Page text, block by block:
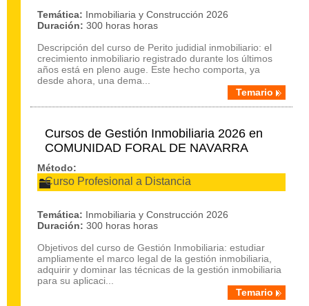
Temática: Inmobiliaria y Construcción 2026
Duración: 300 horas horas
Descripción del curso de Perito judidial inmobiliario: el
crecimiento inmobiliario registrado durante los últimos
años está en pleno auge. Este hecho comporta, ya
desde ahora, una dema...
Temario
Cursos de Gestión Inmobiliaria 2026 en
COMUNIDAD FORAL DE NAVARRA
Método:
Curso Profesional a Distancia
Temática: Inmobiliaria y Construcción 2026
Duración: 300 horas horas
Objetivos del curso de Gestión Inmobiliaria: estudiar
ampliamente el marco legal de la gestión inmobiliaria,
adquirir y dominar las técnicas de la gestión inmobiliaria
para su aplicaci...
Temario